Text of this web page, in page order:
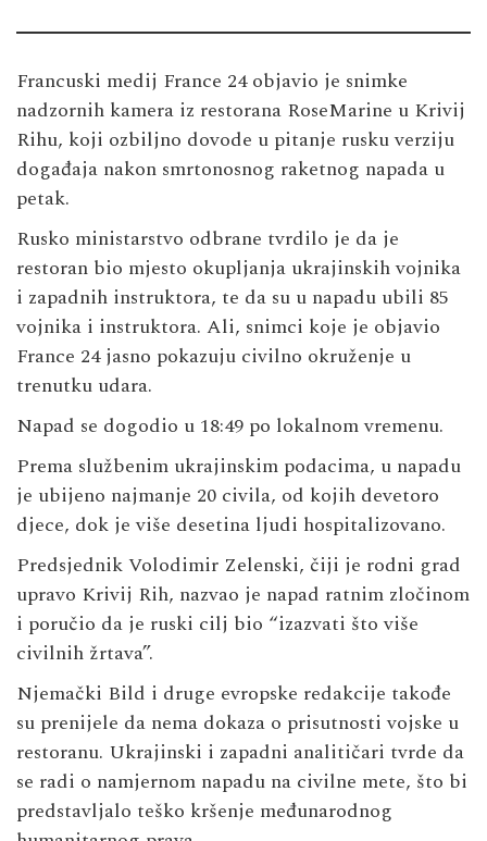
Francuski medij France 24 objavio je snimke
nadzornih kamera iz restorana RoseMarine u Krivij
Rihu, koji ozbiljno dovode u pitanje rusku verziju
događaja nakon smrtonosnog raketnog napada u
petak.
Rusko ministarstvo odbrane tvrdilo je da je
restoran bio mjesto okupljanja ukrajinskih vojnika
i zapadnih instruktora, te da su u napadu ubili 85
vojnika i instruktora. Ali, snimci koje je objavio
France 24 jasno pokazuju civilno okruženje u
trenutku udara.
Napad se dogodio u 18:49 po lokalnom vremenu.
Prema službenim ukrajinskim podacima, u napadu
je ubijeno najmanje 20 civila, od kojih devetoro
djece, dok je više desetina ljudi hospitalizovano.
Predsjednik Volodimir Zelenski, čiji je rodni grad
upravo Krivij Rih, nazvao je napad ratnim zločinom
i poručio da je ruski cilj bio “izazvati što više
civilnih žrtava”.
Njemački Bild i druge evropske redakcije takođe
su prenijele da nema dokaza o prisutnosti vojske u
restoranu. Ukrajinski i zapadni analitičari tvrde da
se radi o namjernom napadu na civilne mete, što bi
predstavljalo teško kršenje međunarodnog